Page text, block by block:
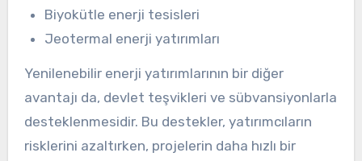
Biyokütle enerji tesisleri
Jeotermal enerji yatırımları
Yenilenebilir enerji yatırımlarının bir diğer
avantajı da, devlet teşvikleri ve sübvansiyonlarla
desteklenmesidir. Bu destekler, yatırımcıların
risklerini azaltırken, projelerin daha hızlı bir